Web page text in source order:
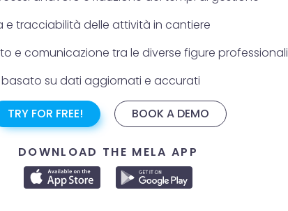
e tracciabilità delle attività in cantiere
e comunicazione tra le diverse figure professionali
su dati aggiornati e accurati
TRY FOR FREE! BOOK A DEMO
DOWNLOAD THE MELA APP